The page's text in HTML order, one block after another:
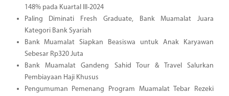
148% pada Kuartal III-2024
Paling Diminati Fresh Graduate, Bank Muamalat Juara
Kategori Bank Syariah
Bank Muamalat Siapkan Beasiswa untuk Anak Karyawan
Sebesar Rp320 Juta
Bank Muamalat Gandeng Sahid Tour & Travel Salurkan
Pembiayaan Haji Khusus
Pengumuman Pemenang Program Muamalat Tebar Rezeki